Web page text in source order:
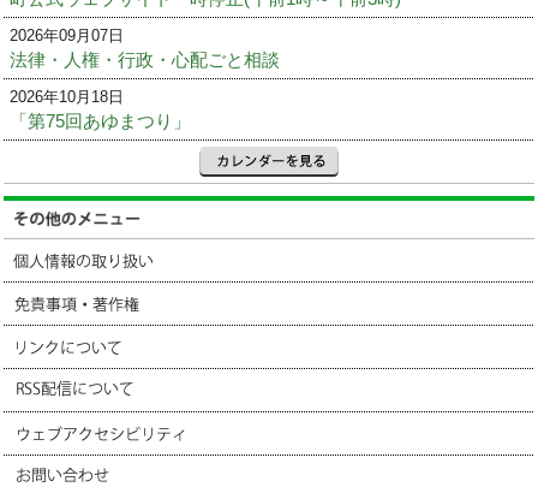
2026年09月07日
法律・人権・行政・心配ごと相談
2026年10月18日
「第75回あゆまつり」